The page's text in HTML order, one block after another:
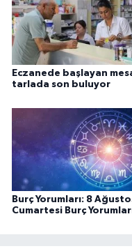
Eczanede başlayan
tarlada son buluyor
Burç Yorumları: 8
Cumartesi Burç